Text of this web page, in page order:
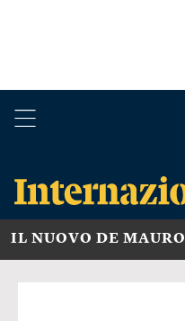
IL NUOVO DE MAURO